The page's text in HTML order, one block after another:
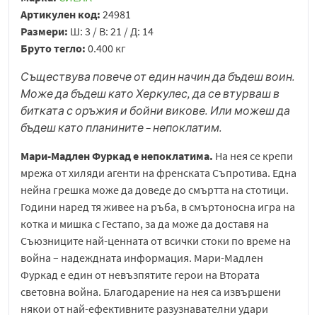
Артикулен код: 24981
Размери: Ш: 3 / В: 21 / Д: 14
Бруто тегло: 0.400 кг
Съществува повече от един начин да бъдеш воин.
Може да бъдеш като Херкулес, да се втурваш в
битката с оръжия и бойни викове. Или можеш да
бъдеш като планините – непоклатим.
Мари-Мадлен Фуркад е непоклатима. На нея се крепи
мрежа от хиляди агенти на френската Съпротива. Една
нейна грешка може да доведе до смъртта на стотици.
Години наред тя живее на ръба, в смъртоносна игра на
котка и мишка с Гестапо, за да може да доставя на
Съюзниците най-ценната от всички стоки по време на
война – надеждната информация. Мари-Мадлен
Фуркад е един от невъзпятите герои на Втората
световна война. Благодарение на нея са извършени
някои от най-ефективните разузнавателни удари